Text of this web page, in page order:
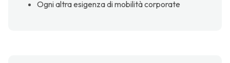
Ogni altra esigenza di mobilità corporate